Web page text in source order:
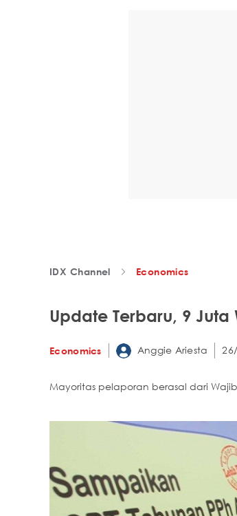
IDX Channel Economics
Update Terbaru, 9 Juta
Economics Anggie Ariesta
Mayoritas pelaporan berasal dari